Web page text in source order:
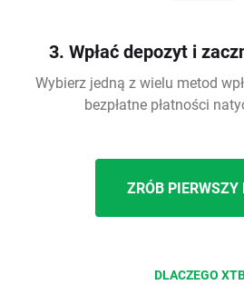
3. Wpłać depozyt i
Wybierz jedną z wielu metod
bezpłatne płatności
ZRÓB PIERWSZY
DLACZEGO